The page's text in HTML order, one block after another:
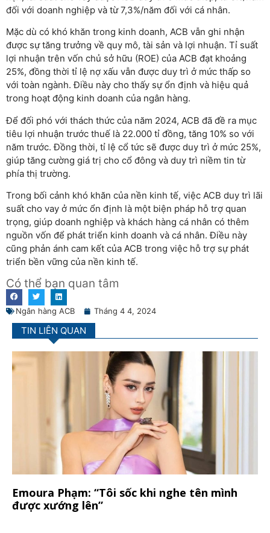
đối với doanh nghiệp và từ 7,3%/năm đối với cá nhân.
Mặc dù có khó khăn trong kinh doanh, ACB vẫn ghi nhận
được sự tăng trưởng về quy mô, tài sản và lợi nhuận. Tỉ suất
lợi nhuận trên vốn chủ sở hữu (ROE) của ACB đạt khoảng
25%, đồng thời tỉ lệ nợ xấu vẫn được duy trì ở mức thấp so
với toàn ngành. Điều này cho thấy sự ổn định và hiệu quả
trong hoạt động kinh doanh của ngân hàng.
Để đối phó với thách thức của năm 2024, ACB đã đề ra mục
tiêu lợi nhuận trước thuế là 22.000 tỉ đồng, tăng 10% so với
năm trước. Đồng thời, tỉ lệ cổ tức sẽ được duy trì ở mức 25%,
giúp tăng cường giá trị cho cổ đông và duy trì niềm tin từ
phía thị trường.
Trong bối cảnh khó khăn của nền kinh tế, việc ACB duy trì lãi
suất cho vay ở mức ổn định là một biện pháp hỗ trợ quan
trọng, giúp doanh nghiệp và khách hàng cá nhân có thêm
nguồn vốn để phát triển kinh doanh và cá nhân. Điều này
cũng phản ánh cam kết của ACB trong việc hỗ trợ sự phát
triển bền vững của nền kinh tế.
Có thể bạn quan tâm
Ngân hàng ACB Tháng 4 4, 2024
TIN LIÊN QUAN
Emoura Phạm: “Tôi sốc khi nghe tên mình
được xướng lên”